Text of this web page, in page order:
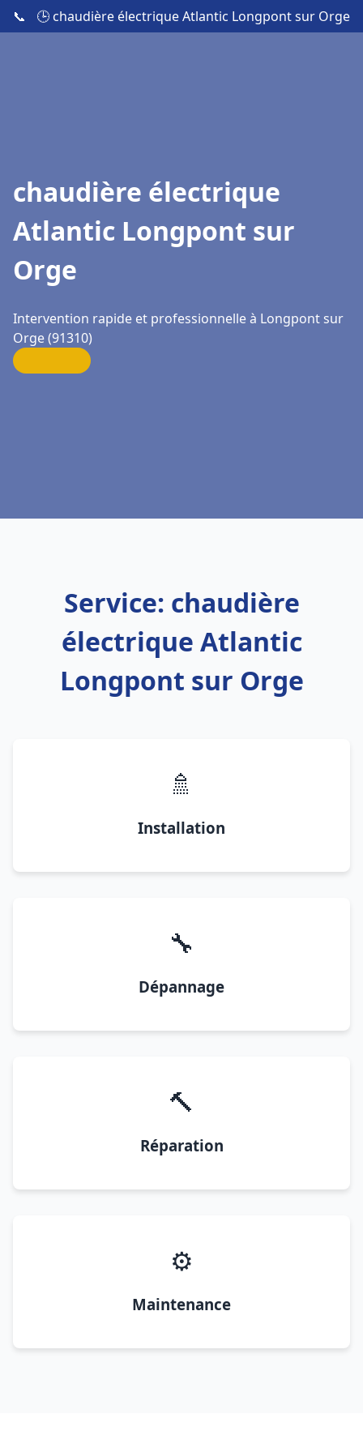
📞 🕒 chaudière électrique Atlantic Longpont sur Orge
chaudière électrique
Atlantic Longpont sur
Orge
Intervention rapide et professionnelle à Longpont sur
Orge (91310)
Service: chaudière
électrique Atlantic
Longpont sur Orge
🚿
Installation
🔧
Dépannage
🔨
Réparation
⚙️
Maintenance